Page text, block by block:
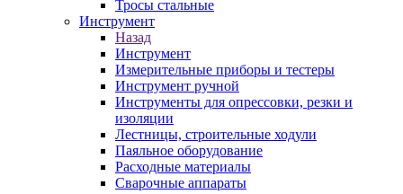
Тросы стальные
Инструмент
Назад
Инструмент
Измерительные приборы и тестеры
Инструмент ручной
Инструменты для опрессовки, резки и
изоляции
Лестницы, строительные ходули
Паяльное оборудование
Расходные материалы
Сварочные аппараты